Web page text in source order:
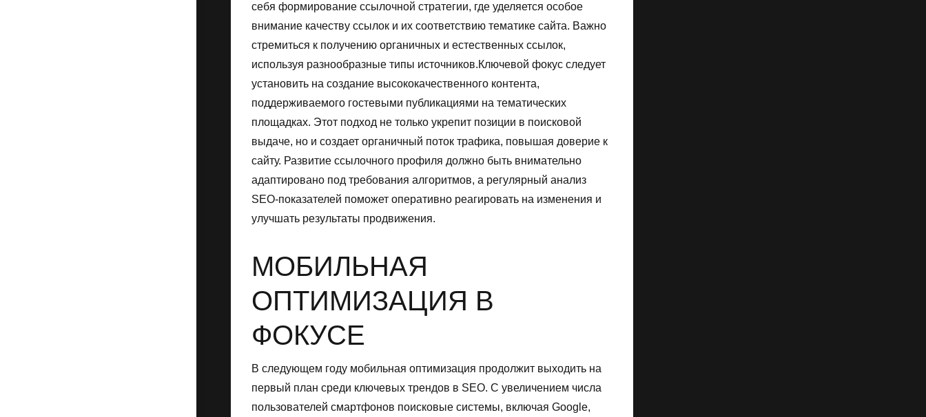
себя формирование ссылочной стратегии, где уделяется особое
внимание качеству ссылок и их соответствию тематике сайта. Важно
стремиться к получению органичных и естественных ссылок,
используя разнообразные типы источников.Ключевой фокус следует
установить на создание высококачественного контента,
поддерживаемого гостевыми публикациями на тематических
площадках. Этот подход не только укрепит позиции в поисковой
выдаче, но и создает органичный поток трафика, повышая доверие к
сайту. Развитие ссылочного профиля должно быть внимательно
адаптировано под требования алгоритмов, а регулярный анализ
SEO-показателей поможет оперативно реагировать на изменения и
улучшать результаты продвижения.
МОБИЛЬНАЯ
ОПТИМИЗАЦИЯ В
ФОКУСЕ
В следующем году мобильная оптимизация продолжит выходить на
первый план среди ключевых трендов в SEO. С увеличением числа
пользователей смартфонов поисковые системы, включая Google,